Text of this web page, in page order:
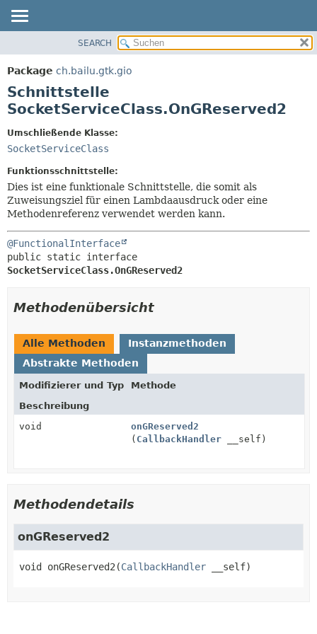
PACKAGE
KLASSE
BAUM
INDEX
KONSTRUKTOR
METHODE
SEARCH
Package ch.bailu.gtk.gio
Schnittstelle
SocketServiceClass.OnGReserved2
Umschließende Klasse:
SocketServiceClass
Funktionsschnittstelle:
Dies ist eine funktionale Schnittstelle, die somit als
Zuweisungsziel für einen Lambdaausdruck oder eine
Methodenreferenz verwendet werden kann.
@FunctionalInterface
SocketServiceClass.OnGReserved2
Methodenübersicht
Alle Methoden
Instanzmethoden
Abstrakte Methoden
Modifizierer und Typ
Methode
Beschreibung
void
onGReserved2
( CallbackHandler __self)
Methodendetails
onGReserved2
void onGReserved2 (CallbackHandler __self)